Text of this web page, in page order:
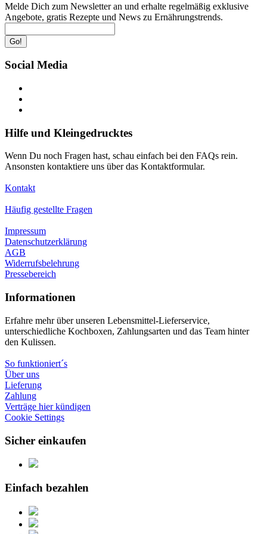
Melde Dich zum Newsletter an und erhalte regelmäßig exklusive
Angebote, gratis Rezepte und News zu Ernährungstrends.
Go!
Social Media
Hilfe und Kleingedrucktes
Wenn Du noch Fragen hast, schau einfach bei den FAQs rein.
Ansonsten kontaktiere uns über das Kontaktformular.
Kontakt
Häufig gestellte Fragen
Impressum
Datenschutzerklärung
AGB
Widerrufsbelehrung
Pressebereich
Informationen
Erfahre mehr über unseren Lebensmittel-Lieferservice,
unterschiedliche Kochboxen, Zahlungsarten und das Team hinter
den Kulissen.
So funktioniert´s
Über uns
Lieferung
Zahlung
Verträge hier kündigen
Cookie Settings
Sicher einkaufen
Einfach bezahlen